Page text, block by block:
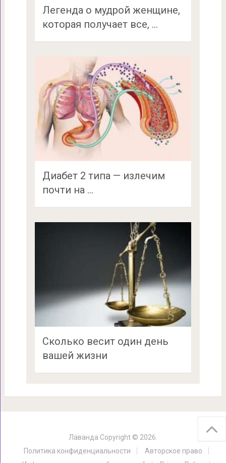
Легенда о мудрой женщине,
которая получает все, …
Диабет 2 типа — излечим
почти на …
Сколько весит один день
вашей жизни
Лаванда Copyright © 2026.
Политика конфиденциальности
Авторское право